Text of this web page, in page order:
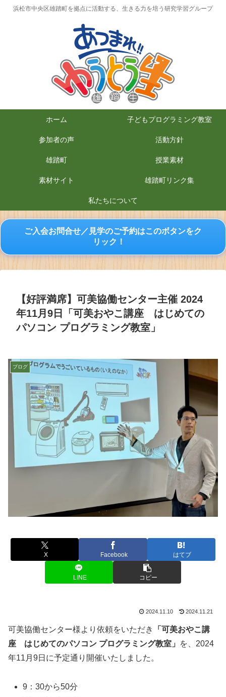
浜松市中央区雄踏町を拠点に活動する、生きる力を培う研究学習グループ
ホーム 子どもプログラミング教室
参加者の声 活動方針
雄踏町 授業素材
素材サイト 雄踏町リンク集
私たちについて
ご入会お問合せ／見学のご予約はこのボタンをク
リック！
【好評満席】可美協働センター主催 2024
年11月9日「可美おやこ講座 はじめての
パソコン プログラミング教室」
ブログ
X Facebook はてブ
LINE コピー
2024.11.10 2024.11.21
可美協働センター様より依頼をいただき
「可美おやこ講
座 はじめてのパソコン プログラミング教室」
を、2024
年11月9日に予定通り開催いたしました。
9：30から50分